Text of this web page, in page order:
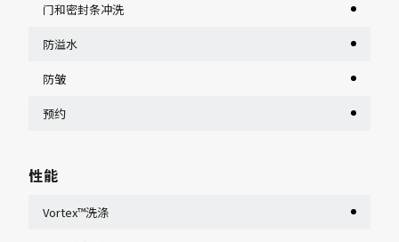
门和密封条冲洗
防溢水
防皱
预约
性能
Vortex™洗涤